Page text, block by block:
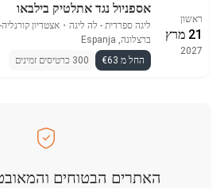
ראשון
21 מרץ
2027
אספניול נגד אתלטיק בילבאו
ליגה ספרדית - לה ליגה ・ אצטדיון
ברצלונה, Espanja
החל מ €63
300 כרטיסים זמינים
האתרים הבטוחים